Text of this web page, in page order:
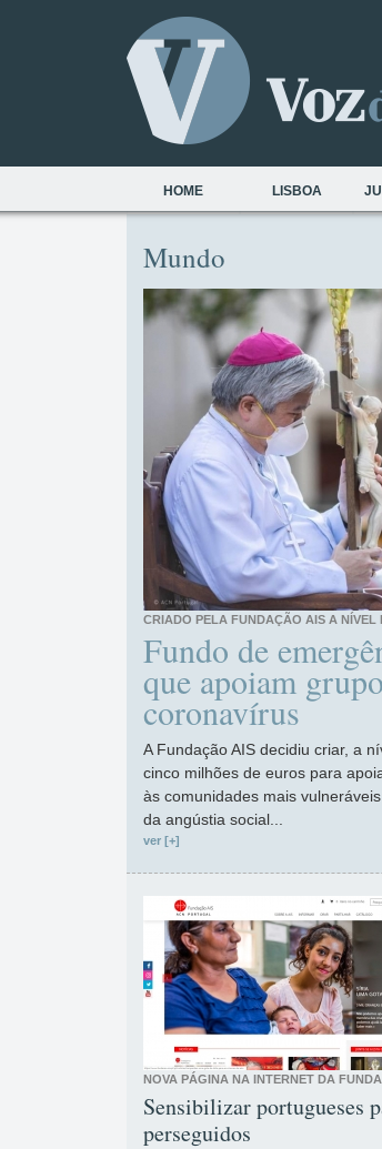
HOME LISBOA
Mundo
CRIADO PELA FUNDAÇÃO AIS A NÍVEL
Fundo de
que apoiam
coronavírus
A Fundação AIS decidiu criar, a
cinco milhões de euros para
às comunidades mais
da angústia social...
ver [+]
NOVA PÁGINA NA INTERNET DA
Sensibilizar portugueses
perseguidos